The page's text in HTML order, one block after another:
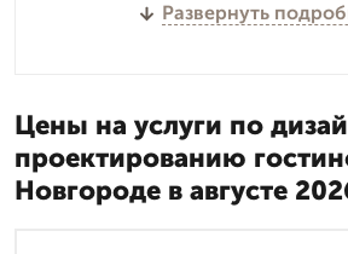
Развернуть
Цены на услуги по
проектированию
Новгороде в августе